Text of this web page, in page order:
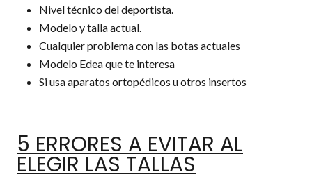
Nivel técnico del deportista.
Modelo y talla actual.
Cualquier problema con las botas actuales
Modelo Edea que te interesa
Si usa aparatos ortopédicos u otros insertos
5 ERRORES A EVITAR AL
ELEGIR LAS TALLAS